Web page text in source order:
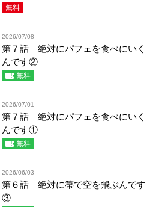
無料
2026/07/08
第７話 絶対にパフェを食べにいく
んです②
無料
2026/07/01
第７話 絶対にパフェを食べにいく
んです①
無料
2026/06/03
第６話 絶対に箒で空を飛ぶんです
③